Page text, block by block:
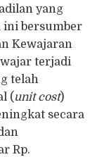
yang
ini bersumber
Kewajaran
terjadi
telah
( unit cost)
secara
Rp.